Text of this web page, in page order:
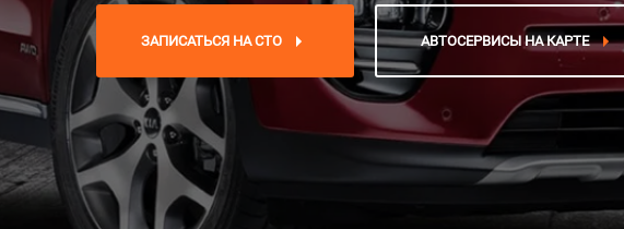
ЗАПИСАТЬСЯ НА СТО АВТОСЕРВИСЫ НА КАРТЕ